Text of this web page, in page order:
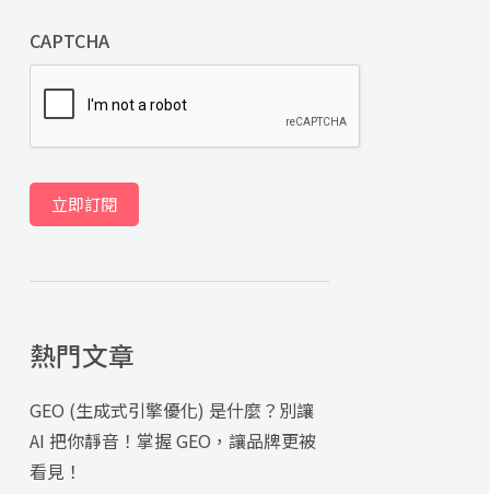
CAPTCHA
立即訂閱
熱門文章
GEO (生成式引擎優化) 是什麼？別讓
AI 把你靜音！掌握 GEO，讓品牌更被
看見！